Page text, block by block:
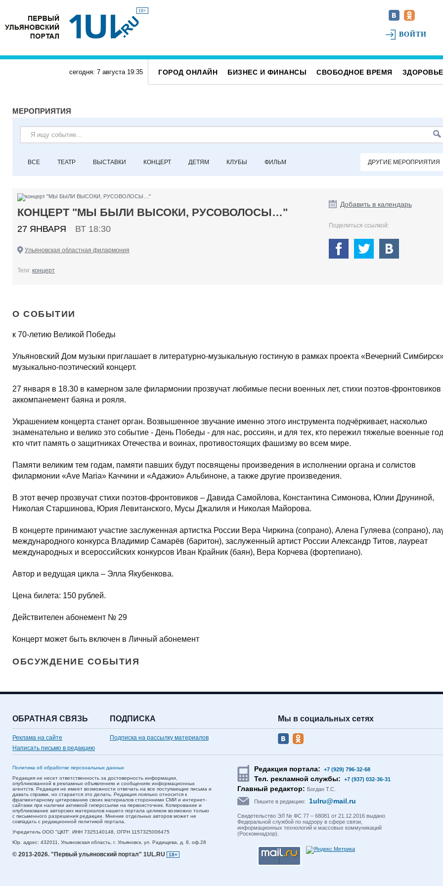
18+
ВОЙТИ
сегодня: 7 августа 19:35 ГОРОД ОНЛАЙН БИЗНЕС И ФИНАНСЫ СВОБОДНОЕ ВРЕМЯ ЗДОРОВЬЕ
МЕРОПРИЯТИЯ
ВСЕ ТЕАТР ВЫСТАВКИ КОНЦЕРТ ДЕТЯМ КЛУБЫ ФИЛЬМ ДРУГИЕ МЕРОПРИЯТИЯ
КОНЦЕРТ "МЫ БЫЛИ ВЫСОКИ, РУСОВОЛОСЫ…"
27 ЯНВАРЯ ВТ 18:30
Ульяновская областная филармония
Теги: концерт
Добавить в календарь
Поделиться ссылкой:
О СОБЫТИИ
к 70-летию Великой Победы
Ульяновский Дом музыки приглашает в литературно-музыкальную гостиную в рамках проекта «Вечерний
музыкально-поэтический концерт.
27 января в 18.30 в камерном зале филармонии прозвучат любимые песни военных лет, стихи поэтов-фронтовиков
аккомпанемент баяна и рояля.
Украшением концерта станет орган. Возвышенное звучание именно этого инструмента подчёркивает, насколько
знаменательно и велико это событие - День Победы - для нас, россиян, и для тех, кто пережил тяжелые военные
кто чтит память о защитниках Отечества и воинах, противостоящих фашизму во всем мире.
Памяти великим тем годам, памяти павших будут посвящены произведения в исполнении органа и солистов
филармонии «Ave Maria» Каччини и «Адажио» Альбиноне, а также другие произведения.
В этот вечер прозвучат стихи поэтов-фронтовиков – Давида Самойлова, Константина Симонова, Юлии Друниной,
Николая Старшинова, Юрия Левитанского, Мусы Джалиля и Николая Майорова.
В концерте принимают участие заслуженная артистка России Вера Чиркина (сопрано), Алена Гуляева (сопрано),
международного конкурса Владимир Самарёв (баритон), заслуженный артист России Александр Титов, лауреат
международных и всероссийских конкурсов Иван Крайник (баян), Вера Корчева (фортепиано).
Автор и ведущая цикла – Элла Якубенкова.
Цена билета: 150 рублей.
Действителен абонемент № 29
Концерт может быть включен в Личный абонемент
ОБСУЖДЕНИЕ СОБЫТИЯ
ОБРАТНАЯ СВЯЗЬ
Реклама на сайте
Написать письмо в редакцию
ПОДПИСКА
Подписка на рассылку материалов
Мы в социальных сетях
Политика об обработке персональных данных
Редакция не несет ответственность за достоверность информации,
опубликованной в рекламных объявлениях и сообщениях информационных
агентств. Редакция не имеет возможности отвечать на все поступающие письма и
давать справки, но старается это делать. Редакция лояльно относится к
фрагментарному цитированию своих материалов сторонними СМИ и интернет-
сайтами при наличии активной гиперссылки на первоисточник. Копирование и
опубликование авторских материалов нашего портала целиком возможно только
с письменного разрешения редакции. Мнение отдельных авторов может не
совпадать с редакционной политикой портала.
Учредитель ООО "ЦКП". ИНН 7325140148, ОГРН 1157325006475
Юр. адрес: 432011, Ульяновская область, г. Ульяновск, ул. Радищева, д. 8, оф.28
© 2013-2026. "Первый ульяновский портал" 1UL.RU 18+
Редакция портала: +7 (929) 796-32-68
Тел. рекламной службы: +7 (937) 032-36-31
Главный редактор: Богдан Т.С.
Пишите в редакцию: 1ulru@mail.ru
Свидетельство ЭЛ № ФС 77 – 68081 от 21.12.2016 выдано
Федеральной службой по надзору в сфере связи,
информационных технологий и массовых коммуникаций
(Роскомнадзор).